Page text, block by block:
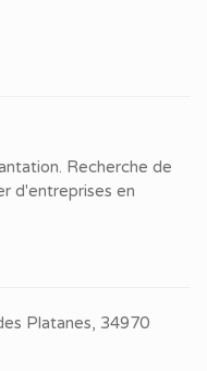
Recherche de
d'entreprises en
Platanes, 34970